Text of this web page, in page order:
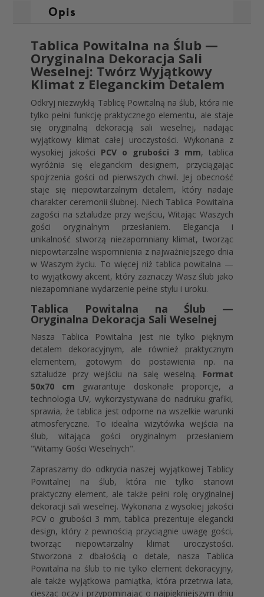
Opis
Tablica Powitalna na Ślub —
Oryginalna Dekoracja Sali
Weselnej: Twórz Wyjątkowy
Klimat z Eleganckim Detalem
Odkryj niezwykłą Tablicę Powitalną na ślub, która nie
tylko pełni funkcję praktycznego elementu, ale staje
się oryginalną dekoracją sali weselnej, nadając
wyjątkowy klimat całej uroczystości. Wykonana z
wysokiej jakości PCV o grubości 3 mm, tablica
wyróżnia się eleganckim designem, przyciągając
spojrzenia gości od pierwszych chwil. Jej obecność
staje się niepowtarzalnym detalem, który nadaje
charakter ceremonii ślubnej. Niech Tablica Powitalna
zagości na sztaludze przy wejściu, Witając Waszych
gości oryginalnym przesłaniem. Elegancja i
unikalność stworzą niezapomniany klimat, tworząc
niepowtarzalne wspomnienia z najważniejszego dnia
w Waszym życiu. To więcej niż tablica powitalna —
to wyjątkowy akcent, który zaznaczy Wasz ślub jako
niezapomniane wydarzenie pełne stylu i uroku.
Tablica Powitalna na Ślub —
Oryginalna Dekoracja Sali Weselnej
Nasza Tablica Powitalna jest nie tylko pięknym
detalem dekoracyjnym, ale również praktycznym
elementem, gotowym do postawienia np. na
sztaludze przy wejściu na salę weselną. Format
50x70 cm gwarantuje doskonałe proporcje, a
technologia UV, wykorzystywana do nadruku grafiki,
sprawia, że tablica jest odporne na wszelkie warunki
atmosferyczne. To idealna wizytówka wejścia na
ślub, witająca gości oryginalnym przesłaniem
"Witamy Gości Weselnych".
Zapraszamy do odkrycia naszej wyjątkowej Tablicy
Powitalnej na ślub, która nie tylko stanowi
praktyczny element, ale także pełni rolę oryginalnej
dekoracji sali weselnej. Wykonana z wysokiej jakości
PCV o grubości 3 mm, tablica prezentuje elegancki
design, który z pewnością przyciągnie uwagę gości,
tworząc niepowtarzalny klimat uroczystości.
Stworzona z dbałością o detale, nasza Tablica
Powitalna na ślub to nie tylko element dekoracyjny,
ale także wyjątkowa pamiątka, która przetrwa lata,
ciesząc oczy i przypominając o najpiękniejszym dniu